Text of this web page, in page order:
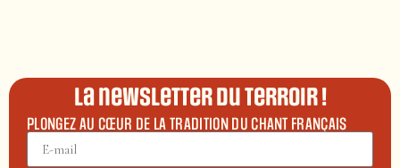
La newsletter du terroir !
PLONGEZ AU CŒUR DE LA TRADITION DU CHANT FRANÇAIS